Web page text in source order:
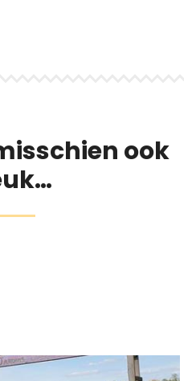
ook